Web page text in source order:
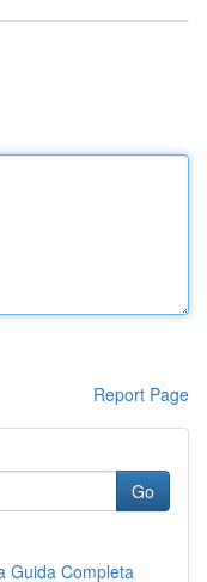
Report Page
Go
Guida Completa